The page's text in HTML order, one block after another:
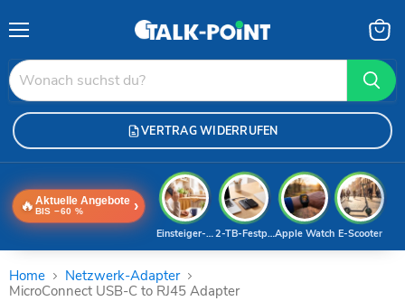
VERTRAG WIDERRUFEN
🔥 Aktuelle Angebote
BIS −60 % ›
E-Scooter
Apple Watch
2-TB-Festplatte
Einsteiger-Handy
Home
Netzwerk-Adapter
MicroConnect USB-C to RJ45 Adapter